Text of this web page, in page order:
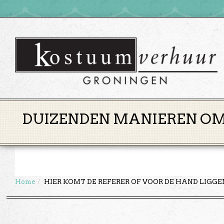
DUIZENDEN MANIEREN
Home HIER KOMT DE REFERER OF VOOR DE HAND